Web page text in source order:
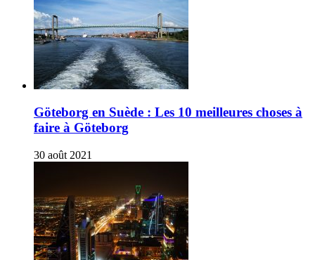
Göteborg en Suède : Les 10 meilleures choses à
faire à Göteborg
30 août 2021